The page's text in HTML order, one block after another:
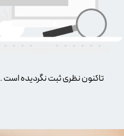
تاکنون نظری ثبت نگردیده است .